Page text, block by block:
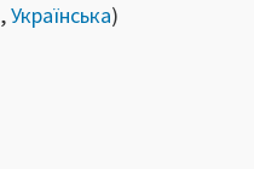
,Українська)